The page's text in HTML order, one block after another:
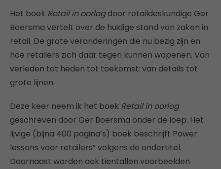
Het boek Retail in oorlogdoor retaildeskundige Ger
Boersma vertelt over de huidige stand van zaken in
retail. De grote veranderingen die nu bezig zijn en
hoe retailers zich daar tegen kunnen wapenen. Van
verleden tot heden tot toekomst: van details tot
grote lijnen.
Deze keer neem ik het boek Retail in oorlog
geschreven door Ger Boersma onder de loep. Het
lijvige (bijna 400 pagina’s) boek beschrijft Power
lessons voor retailers” volgens de ondertitel.
Daarnaast worden ook tientallen voorbeelden